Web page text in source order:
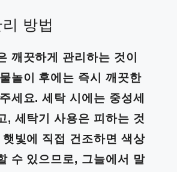
방법
깨끗하게 관리하는 것이
놀이 후에는 즉시 깨끗한
세요. 세탁 시에는 중성세
, 세탁기 사용은 피하는 것
빛에 직접 건조하면 색상
수 있으므로, 그늘에서 말